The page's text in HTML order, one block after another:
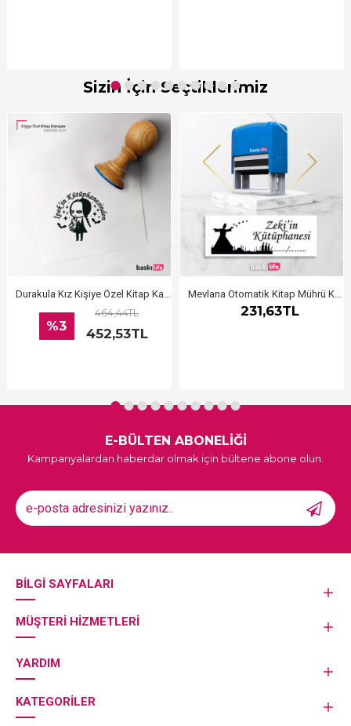
Sizin İçin Seçtiklerimiz
Durakula Kız Kişiye Özel Kitap Kaşesi, Kitap Damgası, Kitap Mührü
%3
464,44TL
452,53TL
Mevlana Otomatik Kitap Mührü Kitap Damgası Kişiye Özel Kaşe
231,63TL
E-BÜLTEN ABONELİĞİ
Kampanyalardan haberdar olmak için bültene abone olun.
BILGI SAYFALARI
MÜŞTERI HIZMETLERI
YARDIM
KATEGORILER